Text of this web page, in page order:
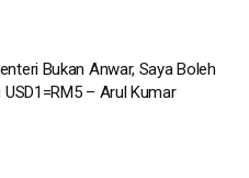
Bukan Anwar, Saya Boleh
USD1=RM5 – Arul Kumar